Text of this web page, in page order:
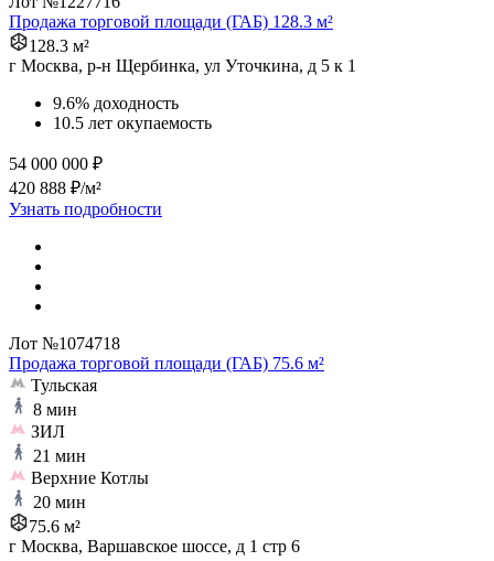
Продажа торговой площади (ГАБ) 128.3 м²
128.3 м²
г Москва, р-н Щербинка, ул Уточкина, д 5 к 1
9.6% доходность
10.5 лет окупаемость
54 000 000 ₽
420 888 ₽/м²
Узнать подробности
Лот №1074718
Продажа торговой площади (ГАБ) 75.6 м²
Тульская
8 мин
ЗИЛ
21 мин
Верхние Котлы
20 мин
75.6 м²
г Москва, Варшавское шоссе, д 1 стр 6